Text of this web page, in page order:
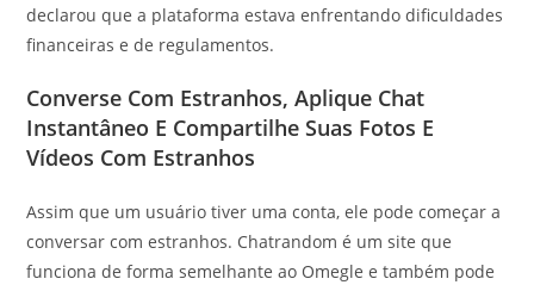
declarou que a plataforma estava enfrentando dificuldades
financeiras e de regulamentos.
Converse Com Estranhos, Aplique Chat
Instantâneo E Compartilhe Suas Fotos E
Vídeos Com Estranhos
Assim que um usuário tiver uma conta, ele pode começar a
conversar com estranhos. Chatrandom é um site que
funciona de forma semelhante ao Omegle e também pode